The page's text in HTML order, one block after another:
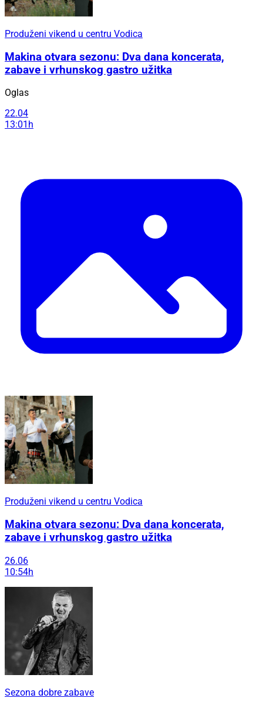
Produženi vikend u centru Vodica
Makina otvara sezonu: Dva dana koncerata,
zabave i vrhunskog gastro užitka
Oglas
22.04
13:01h
Produženi vikend u centru Vodica
Makina otvara sezonu: Dva dana koncerata,
zabave i vrhunskog gastro užitka
26.06
10:54h
Sezona dobre zabave